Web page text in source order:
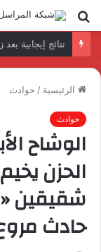
بحث
عن
الرئيسية / حوادث
حوادث
الوشاح
الحزن
شقيقين
حادث